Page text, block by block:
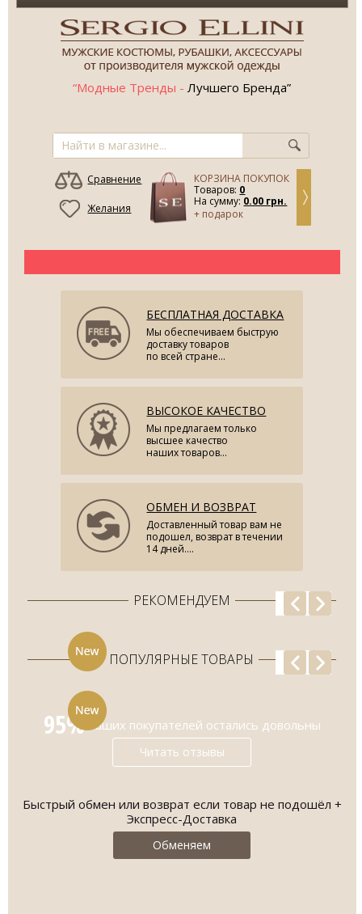
“Модные Тренды - Лучшего Бренда”
КОРЗИНА ПОКУПОК
Товаров: 0
На сумму: 0.00 грн.
+ подарок
Сравнение
Желания
БЕСПЛАТНАЯ ДОСТАВКА
Мы обеспечиваем быструю
доставку товаров
по всей стране...
ВЫСОКОЕ КАЧЕСТВО
Мы предлагаем только
высшее качество
наших товаров...
ОБМЕН И ВОЗВРАТ
Доставленный товар вам не
подошел, возврат в течении
14 дней....
РЕКОМЕНДУЕМ
ПОПУЛЯРНЫЕ ТОВАРЫ
95% наших покупателей остались довольны
Читать отзывы
Быстрый обмен или возврат если товар не подошёл +
Экспресс-Доставка
Обменяем